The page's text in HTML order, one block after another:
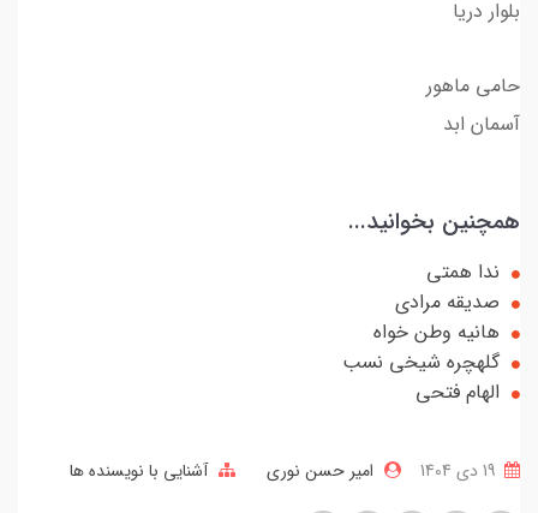
بلوار دریا
حامی ماهور
آسمان ابد
همچنین بخوانید...
ندا همتی
صدیقه مرادی
هانیه وطن خواه
گلهچره شیخی نسب
الهام فتحی
امیر حسن نوری آشنایی با نویسنده ها